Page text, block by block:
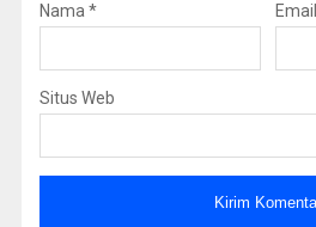
Nama* Email
Situs Web